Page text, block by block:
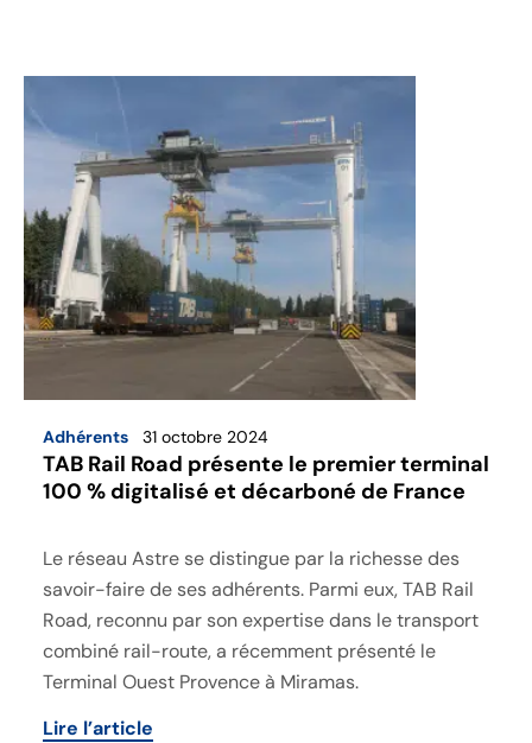
Adhérents 31 octobre 2024
TAB Rail Road présente le premier terminal
100 % digitalisé et décarboné de France
Le réseau Astre se distingue par la richesse des
savoir-faire de ses adhérents. Parmi eux, TAB Rail
Road, reconnu par son expertise dans le transport
combiné rail-route, a récemment présenté le
Terminal Ouest Provence à Miramas.
Lire l’article